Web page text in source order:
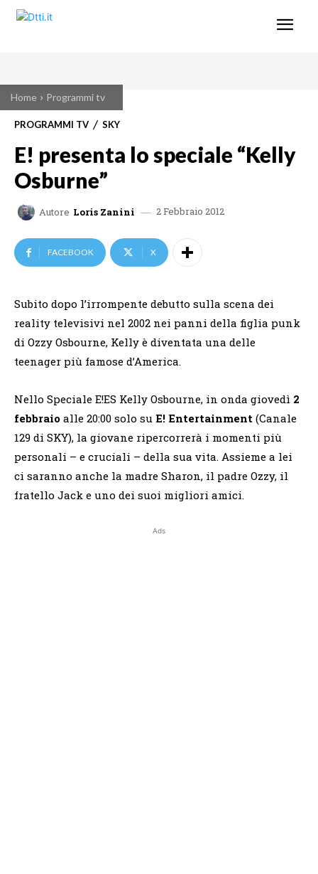
Home Programmi tv
PROGRAMMI TV SKY
E! presenta lo speciale “Kelly
Osburne”
Autore Loris Zanini 2 Febbraio 2012
FACEBOOK X
Subito dopo l’irrompente debutto sulla scena dei
reality televisivi nel 2002 nei panni della figlia punk
di Ozzy Osbourne, Kelly è diventata una delle
teenager più famose d’America.
Nello Speciale E!ES Kelly Osbourne, in onda giovedì 2
febbraio alle 20:00 solo su E! Entertainment (Canale
129 di SKY), la giovane ripercorrerà i momenti più
personali – e cruciali – della sua vita. Assieme a lei
ci saranno anche la madre Sharon, il padre Ozzy, il
fratello Jack e uno dei suoi migliori amici.
Ads